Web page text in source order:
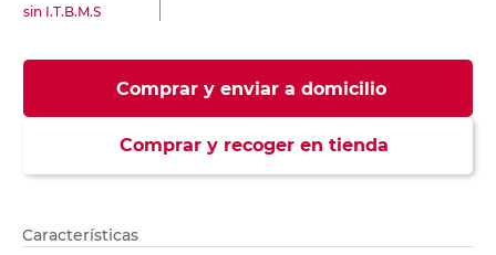
sin I.T.B.M.S
Comprar y enviar a domicilio
Comprar y recoger en tienda
Características